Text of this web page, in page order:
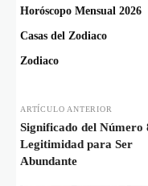
Horóscopo Mensual 2026
Casas del Zodiaco
Zodiaco
ARTÍCULO ANTERIOR
Significado del Número
Legitimidad para Ser
Abundante